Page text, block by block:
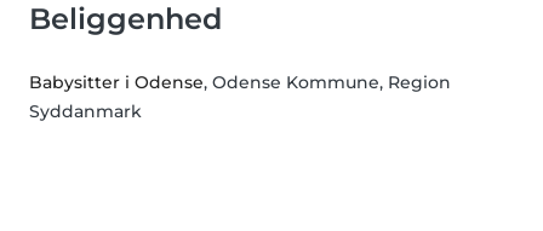
Beliggenhed
Babysitter i Odense, Odense Kommune, Region
Syddanmark